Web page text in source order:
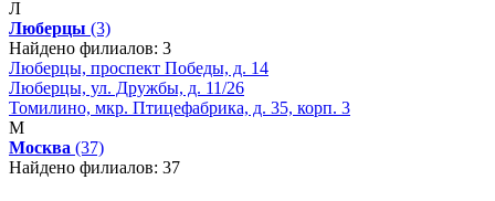
Л
Люберцы (3)
Найдено филиалов: 3
Люберцы, проспект Победы, д. 14
Люберцы, ул. Дружбы, д. 11/26
Томилино, мкр. Птицефабрика, д. 35, корп. 3
М
Москва (37)
Найдено филиалов: 37